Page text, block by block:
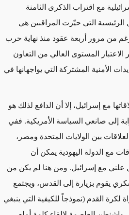
مع اقتراب الذكرى الثامنة
الرئيسية التي حيّرت المراقبين هي
من مرور أربعة عقود منذ نهاية حرب
الاعتبار المستوى العالي من التعاون
الأمنية المشتركة التي يواجهانها في
مع إسرائيل، إلا أن الدافع لذلك هو
إلى صانعي السياسة الأمريكية. ففي
بين الولايات المتحدة ومصر،
مع الدولة اليهودية يمكن أن
مع إسرائيل. ومن هنا لم يكن من
يقوم بزيارة إلى القدس، ويجتمع
لكرة القدم (نموذجاً للكيفية التي ينبغي